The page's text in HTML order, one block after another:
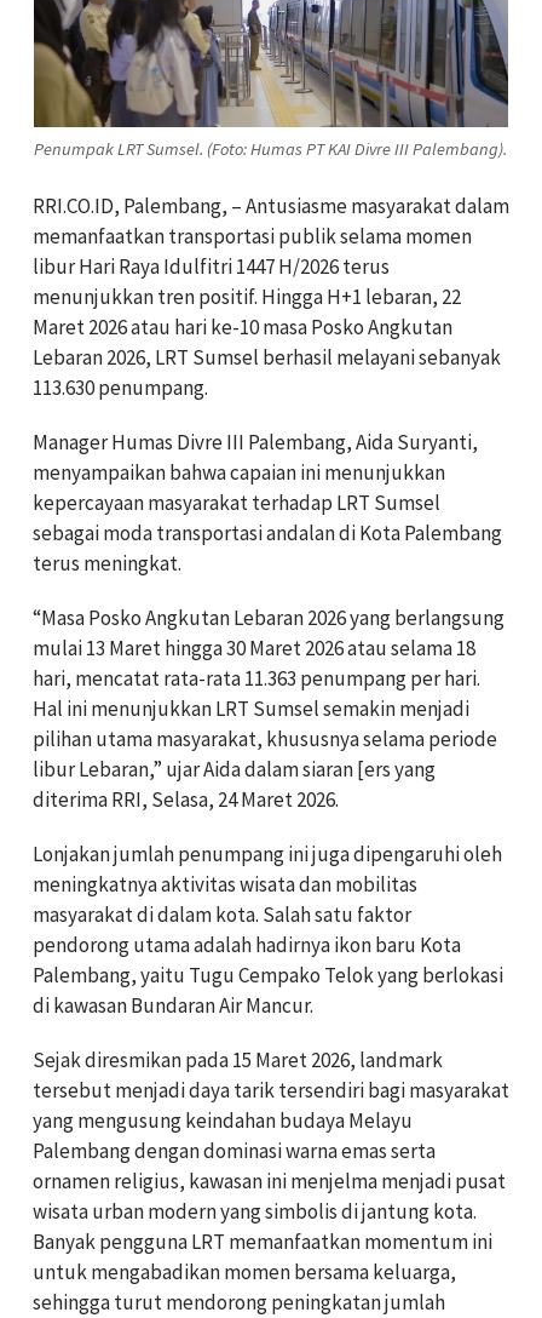
Penumpak LRT Sumsel. (Foto: Humas PT KAI Divre III Palembang).
RRI.CO.ID, Palembang, – Antusiasme masyarakat dalam
memanfaatkan transportasi publik selama momen
libur Hari Raya Idulfitri 1447 H/2026 terus
menunjukkan tren positif. Hingga H+1 lebaran, 22
Maret 2026 atau hari ke-10 masa Posko Angkutan
Lebaran 2026, LRT Sumsel berhasil melayani sebanyak
113.630 penumpang.
Manager Humas Divre III Palembang, Aida Suryanti,
menyampaikan bahwa capaian ini menunjukkan
kepercayaan masyarakat terhadap LRT Sumsel
sebagai moda transportasi andalan di Kota Palembang
terus meningkat.
“Masa Posko Angkutan Lebaran 2026 yang berlangsung
mulai 13 Maret hingga 30 Maret 2026 atau selama 18
hari, mencatat rata-rata 11.363 penumpang per hari.
Hal ini menunjukkan LRT Sumsel semakin menjadi
pilihan utama masyarakat, khususnya selama periode
libur Lebaran,” ujar Aida dalam siaran [ers yang
diterima RRI, Selasa, 24 Maret 2026.
Lonjakan jumlah penumpang ini juga dipengaruhi oleh
meningkatnya aktivitas wisata dan mobilitas
masyarakat di dalam kota. Salah satu faktor
pendorong utama adalah hadirnya ikon baru Kota
Palembang, yaitu Tugu Cempako Telok yang berlokasi
di kawasan Bundaran Air Mancur.
Sejak diresmikan pada 15 Maret 2026, landmark
tersebut menjadi daya tarik tersendiri bagi masyarakat
yang mengusung keindahan budaya Melayu
Palembang dengan dominasi warna emas serta
ornamen religius, kawasan ini menjelma menjadi pusat
wisata urban modern yang simbolis di jantung kota.
Banyak pengguna LRT memanfaatkan momentum ini
untuk mengabadikan momen bersama keluarga,
sehingga turut mendorong peningkatan jumlah